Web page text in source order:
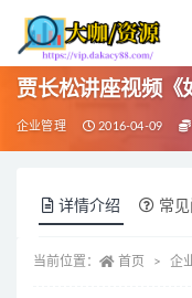
贾长松讲座视频《
企业管理 2016-04-09
详情介绍 常
当前位置： 首页 企
全部